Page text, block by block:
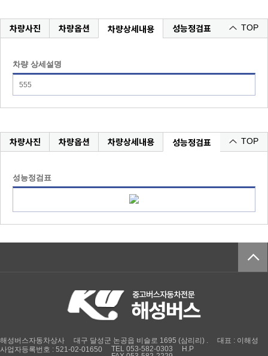
차량사진 차량옵션 차량상세내용 성능정검표 TOP
차량 상세설명
555
차량사진 차량옵션 차량상세내용 성능정검표 TOP
성능정검표
해성버스자동차상사 대구 달성군 논공읍 비슬로 1695 (삼리리) .
대표 : 이해성
사업자등록번호 : 521-02-01650
TEL 053-582-0303
H.P